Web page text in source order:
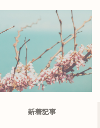
新着記事